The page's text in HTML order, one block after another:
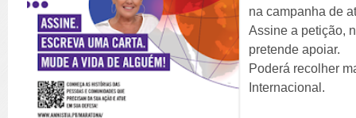
na campanha de
Assine a petição,
pretende apoiar.
Poderá recolher
Internacional.